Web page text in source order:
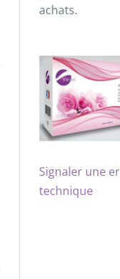
achats.
Signaler une
technique